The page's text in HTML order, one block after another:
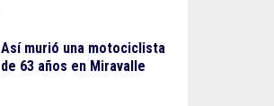
Así murió una motociclista
de 63 años en Miravalle